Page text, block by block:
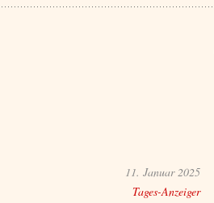
11. Januar 2025
Tages-Anzeiger